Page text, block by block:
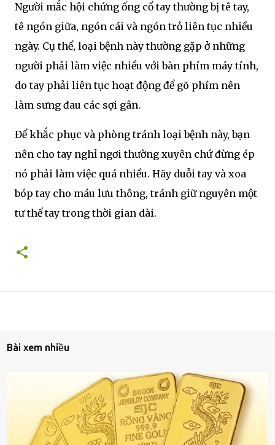
Người mắc hội chứng ống cổ tay thường bị tê tay,
tê ngón giữa, ngón cái và ngón trỏ liên tục nhiều
ngày. Cụ thể, loại bệnh này thường gặp ở những
người phải làm việc nhiều với bàn phím máy tính,
do tay phải liên tục hoạt động để gõ phím nên
làm sưng đau các sợi gân.
Để khắc phục và phòng tránh loại bệnh này, bạn
nên cho tay nghỉ ngơi thường xuyên chứ đừng ép
nó phải làm việc quá nhiều. Hãy duỗi tay và xoa
bóp tay cho máu lưu thông, tránh giữ nguyên một
tư thế tay trong thời gian dài.
Bài xem nhiều